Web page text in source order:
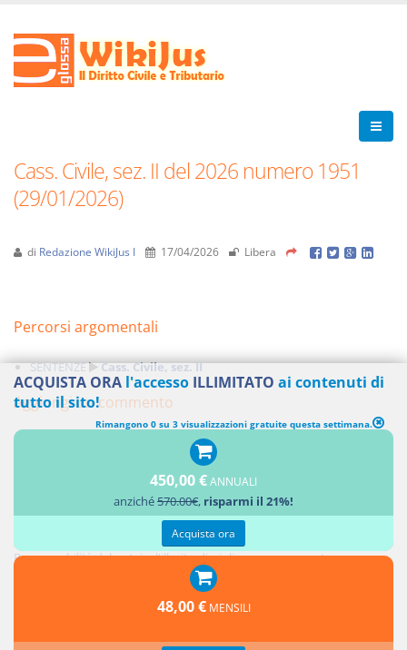
Cass. Civile, sez. II del 2026 numero 1951
(29/01/2026)
di Redazione WikiJus I 17/04/2026 Libera
Percorsi argomentali
SENTENZE Cass. Civile, sez. II
Aggiungi un commento
Responsabilità del notaio: i controlli sui soggetti e sull'oggetto dell'atto
Responsabilità del notaio: l'illecito disciplinare conseguente
Credito privilegiato del promissario acquirente e ipoteche sul bene
ACQUISTA ORA l'accesso ILLIMITATO ai contenuti di
tutto il sito!
Rimangono 0 su 3 visualizzazioni gratuite questa settimana.
450,00 €ANNUALI
anziché570.00€, risparmi il 21%!
Acquista ora
48,00 € MENSILI